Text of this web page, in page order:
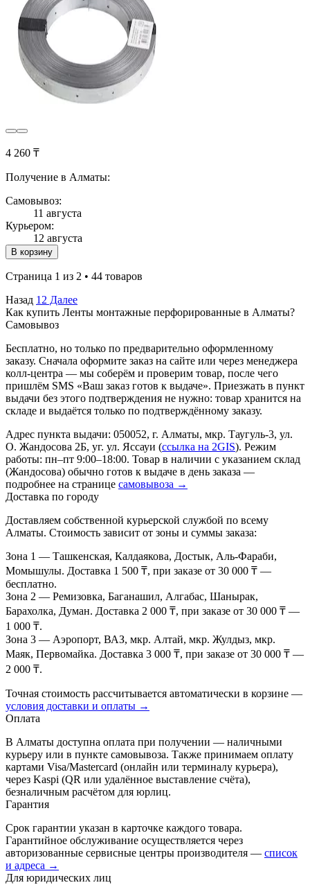
4 260 ₸
Получение в Алматы:
Самовывоз:
11 августа
Курьером:
12 августа
В корзину
Страница 1 из 2 • 44 товаров
Назад 1 2 Далее
Как купить Ленты монтажные перфорированные в Алматы?
Самовывоз
Бесплатно, но только по предварительно оформленному
заказу. Сначала оформите заказ на сайте или через менеджера
колл-центра — мы соберём и проверим товар, после чего
пришлём SMS «Ваш заказ готов к выдаче». Приезжать в пункт
выдачи без этого подтверждения не нужно: товар хранится на
складе и выдаётся только по подтверждённому заказу.
Адрес пункта выдачи: 050052, г. Алматы, мкр. Таугуль-3, ул.
О. Жандосова 2Б, уг. ул. Яссауи (ссылка на 2GIS). Режим
работы: пн–пт 9:00–18:00. Товар в наличии с указанием склад
(Жандосова) обычно готов к выдаче в день заказа —
подробнее на странице самовывоза →
Доставка по городу
Доставляем собственной курьерской службой по всему
Алматы. Стоимость зависит от зоны и суммы заказа:
Зона 1 — Ташкенская, Калдаякова, Достык, Аль-Фараби,
Момышулы. Доставка 1 500 ₸, при заказе от 30 000 ₸ —
бесплатно.
Зона 2 — Ремизовка, Баганашил, Алгабас, Шанырак,
Барахолка, Думан. Доставка 2 000 ₸, при заказе от 30 000 ₸ —
1 000 ₸.
Зона 3 — Аэропорт, ВАЗ, мкр. Алтай, мкр. Жулдыз, мкр.
Маяк, Первомайка. Доставка 3 000 ₸, при заказе от 30 000 ₸ —
2 000 ₸.
Точная стоимость рассчитывается автоматически в корзине —
условия доставки и оплаты →
Оплата
В Алматы доступна оплата при получении — наличными
курьеру или в пункте самовывоза. Также принимаем оплату
картами Visa/Mastercard (онлайн или терминалу курьера),
через Kaspi (QR или удалённое выставление счёта),
безналичным расчётом для юрлиц.
Гарантия
Срок гарантии указан в карточке каждого товара.
Гарантийное обслуживание осуществляется через
авторизованные сервисные центры производителя — список
и адреса →
Для юридических лиц